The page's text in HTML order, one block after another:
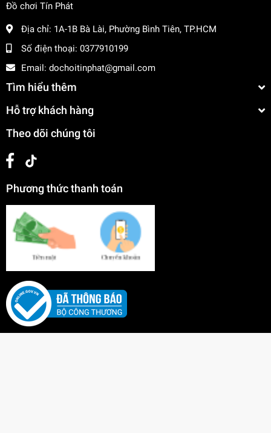
Đồ chơi Tín Phát
Địa chỉ: 1A-1B Bà Lài, Phường Bình Tiên, TP.HCM
Số điện thoại: 0377910199
Email: dochoitinphat@gmail.com
Tìm hiểu thêm
Hỗ trợ khách hàng
Theo dõi chúng tôi
Phương thức thanh toán